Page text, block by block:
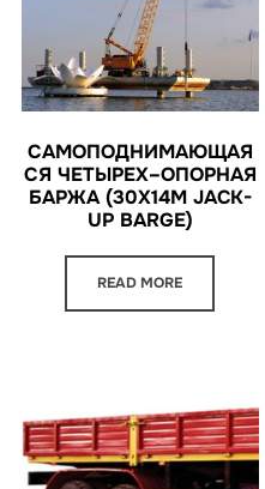
САМОПОДНИМАЮЩАЯ
СЯ ЧЕТЫРЕХ–ОПОРНАЯ
БАРЖА (30X14M JACK-
UP BARGE)
READ MORE